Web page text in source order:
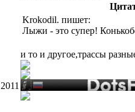
Krokodil. пишет:
Лыжи - это супер!
и то и другое,трассы